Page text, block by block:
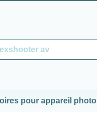
pour appareil photo